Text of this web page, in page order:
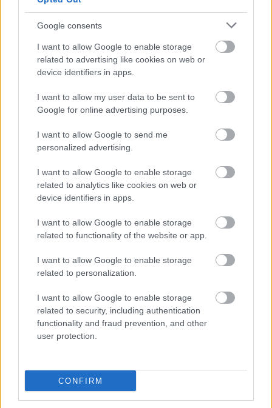
Google consents
I want to allow Google to enable storage
related to advertising like cookies on web or
device identifiers in apps.
I want to allow my user data to be sent to
Google for online advertising purposes.
I want to allow Google to send me
personalized advertising.
I want to allow Google to enable storage
related to analytics like cookies on web or
device identifiers in apps.
I want to allow Google to enable storage
related to functionality of the website or app.
I want to allow Google to enable storage
related to personalization.
I want to allow Google to enable storage
related to security, including authentication
functionality and fraud prevention, and other
user protection.
CONFIRM
Αιγύπτου 3, Λαδάδικα, Τ. 2310 555458